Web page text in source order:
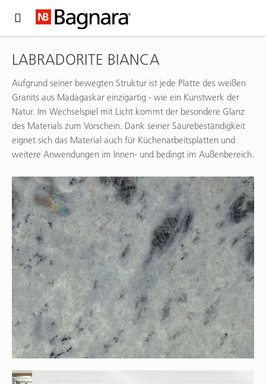
LABRADORITE BIANCA
Aufgrund seiner bewegten Struktur ist jede Platte des weißen
Granits aus Madagaskar einzigartig - wie ein Kunstwerk der
Natur. Im Wechselspiel mit Licht kommt der besondere Glanz
des Materials zum Vorschein. Dank seiner Säurebeständigkeit
eignet sich das Material auch für Küchenarbeitsplatten und
weitere Anwendungen im Innen- und bedingt im Außenbereich.